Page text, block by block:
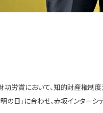
労賞において、知的財産権制
の日」に合わせ、赤坂インター